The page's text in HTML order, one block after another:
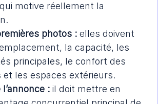
motive réellement la
photos : elles doivent
la capacité, les
principales, le confort des
et les espaces extérieurs.
: il doit mettre en